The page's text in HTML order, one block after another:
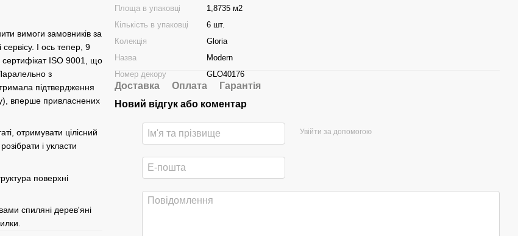
вимоги замовників за
сервісу. І ось тепер, 9
сертифікат ISO 9001, що
з
підтвердження
вперше привласнених
отримувати цілісний
і укласти
поверхні
спиляні дерев'яні
Площа в упаковці
1,8735 м2
Кількість в упаковці
6 шт.
Колекція
Gloria
Назва
Modern
Номер декору
GLO40176
Доставка Оплата
Гарантія
Новий відгук або коментар
Увійти за допомогою